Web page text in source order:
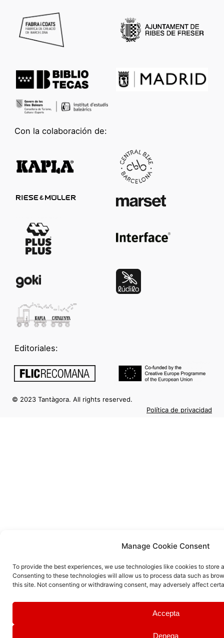
Manage Cookie Consent
To provide the best experiences, we use technologies like cookies to store
Consenting to these technologies will allow us to process data such as
this site. Not consenting or withdrawing consent, may adversely affect
Accepta
Denega
Con la colaboración de:
Editoriales:
© 2023 Tantàgora. All rights reserved.
Política de privacidad